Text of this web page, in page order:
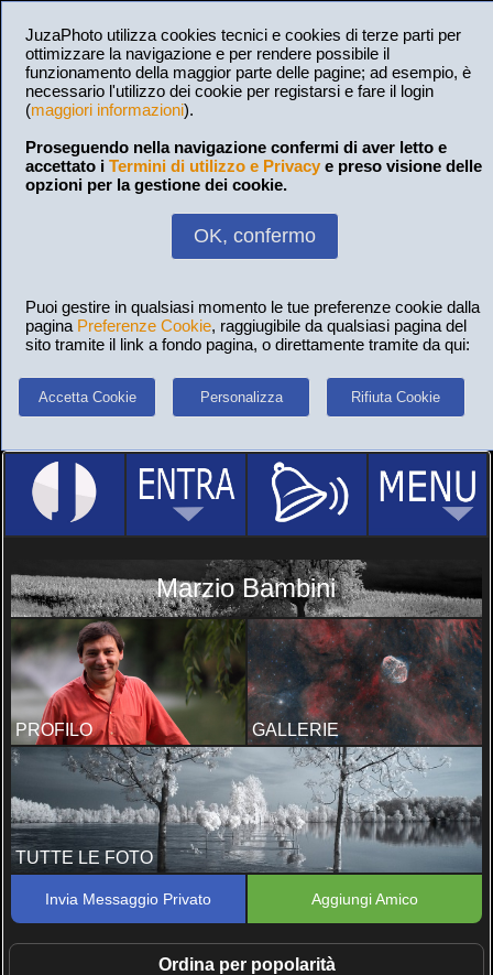
JuzaPhoto utilizza cookies tecnici e cookies di terze parti per
ottimizzare la navigazione e per rendere possibile il
funzionamento della maggior parte delle pagine; ad esempio, è
necessario l'utilizzo dei cookie per registarsi e fare il login
(maggiori informazioni).
Proseguendo nella navigazione confermi di aver letto e
accettato i Termini di utilizzo e Privacy e preso visione delle
opzioni per la gestione dei cookie.
OK, confermo
Puoi gestire in qualsiasi momento le tue preferenze cookie dalla
pagina Preferenze Cookie, raggiugibile da qualsiasi pagina del
sito tramite il link a fondo pagina, o direttamente tramite da qui:
Accetta Cookie Personalizza Rifiuta Cookie
Marzio Bambini
PROFILO GALLERIE
TUTTE LE FOTO
Invia Messaggio Privato Aggiungi Amico
Ordina per popolarità